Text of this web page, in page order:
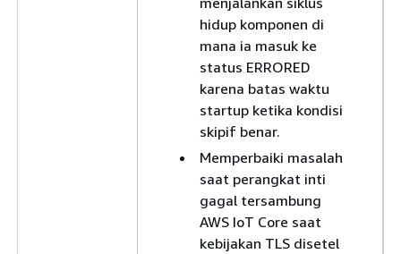
hidup komponen di
mana ia masuk ke
status ERRORED
karena batas waktu
startup ketika kondisi
skipif benar.
Memperbaiki masalah
saat perangkat inti
gagal tersambung
AWS IoT Core saat
kebijakan TLS disetel